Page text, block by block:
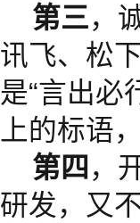
第三，
讯飞、松
是“言出必
上的标语
第四 ，
研发，又